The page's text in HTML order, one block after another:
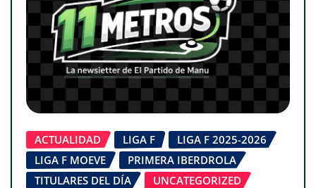
ACTUALIDAD LIGA F
LIGA F 2025-2026
LIGA F MOEVE
PRIMERA IBERDROLA
TITULARES DEL DÍA
UNCATEGORIZED